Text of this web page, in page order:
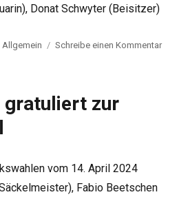
Donat Schwyter (Beisitzer)
Kategorien
Allgemein Schreibe einen Kommentarzu
gratuliert zur
vom 14. April 2024
Fabio Beetschen